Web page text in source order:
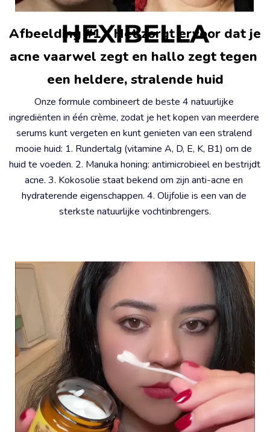
Afbeelding #1 - Het zorgt ervoor dat je
acne vaarwel zegt en hallo zegt tegen
een heldere, stralende huid
Onze formule combineert de beste 4 natuurlijke
ingrediënten in één crème, zodat je het kopen van meerdere
serums kunt vergeten en kunt genieten van een stralend
mooie huid: 1. Rundertalg (vitamine A, D, E, K, B1) om de
huid te voeden. 2. Manuka honing: antimicrobieel en bestrijdt
acne. 3. Kokosolie staat bekend om zijn anti-acne en
hydraterende eigenschappen. 4. Olijfolie is een van de
sterkste natuurlijke vochtinbrengers.